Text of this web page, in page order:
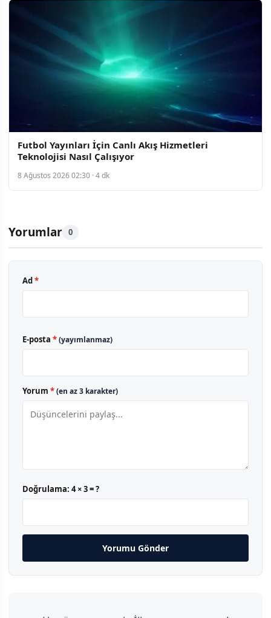
Futbol Yayınları İçin Canlı Akış Hizmetleri
Teknolojisi Nasıl Çalışıyor
8 Ağustos 2026 02:30 · 4 dk
Yorumlar 0
Ad *
E-posta *(yayımlanmaz)
Yorum *(en az 3 karakter)
Doğrulama: 4 × 3 = ?
Yorumu Gönder